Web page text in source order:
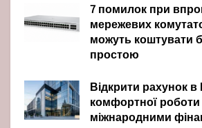
7 помилок при
мережевих
можуть коштувати
простою
Відкрити рахунок
комфортної роботи
міжнародними